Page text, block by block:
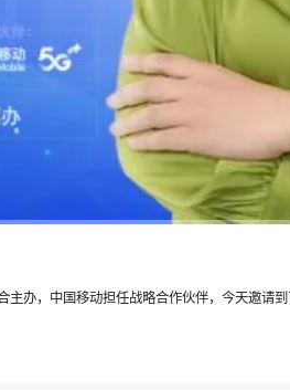
办，中国移动担任战略合作伙伴，今天邀请